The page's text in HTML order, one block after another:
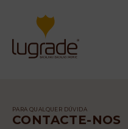
PARA QUALQUER DÚVIDA
CONTACTE-NOS